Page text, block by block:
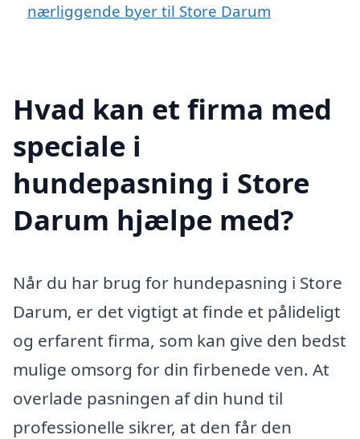
nærliggende byer til Store Darum
Hvad kan et firma med
speciale i
hundepasning i Store
Darum hjælpe med?
Når du har brug for hundepasning i Store
Darum, er det vigtigt at finde et pålideligt
og erfarent firma, som kan give den bedst
mulige omsorg for din firbenede ven. At
overlade pasningen af din hund til
professionelle sikrer, at den får den